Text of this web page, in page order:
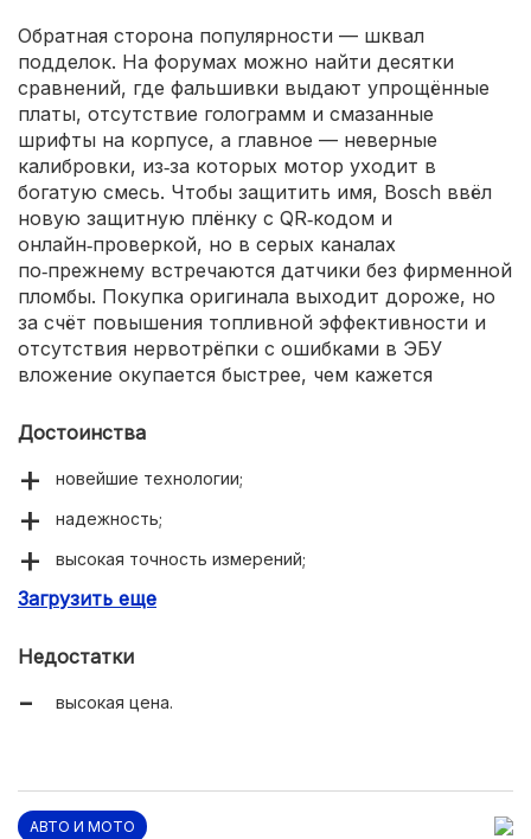
Обратная сторона популярности — шквал
подделок. На форумах можно найти десятки
сравнений, где фальшивки выдают упрощённые
платы, отсутствие голограмм и смазанные
шрифты на корпусе, а главное — неверные
калибровки, из‑за которых мотор уходит в
богатую смесь. Чтобы защитить имя, Bosch ввёл
новую защитную плёнку с QR‑кодом и
онлайн‑проверкой, но в серых каналах
по‑прежнему встречаются датчики без фирменной
пломбы. Покупка оригинала выходит дороже, но
за счёт повышения топливной эффективности и
отсутствия нервотрёпки с ошибками в ЭБУ
вложение окупается быстрее, чем кажется
Достоинства
новейшие технологии;
надежность;
высокая точность измерений;
долговечность.
Загрузить еще
Недостатки
высокая цена.
АВТО И МОТО